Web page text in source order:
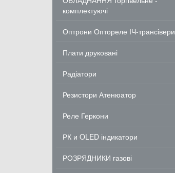
комплектуючі
Оптрони Оптореле ІЧ-трансівери
Плати друковані
Радіатори
Резистори Атенюатор
Реле Геркони
РК и OLED індикатори
РОЗРЯДНИКИ газові